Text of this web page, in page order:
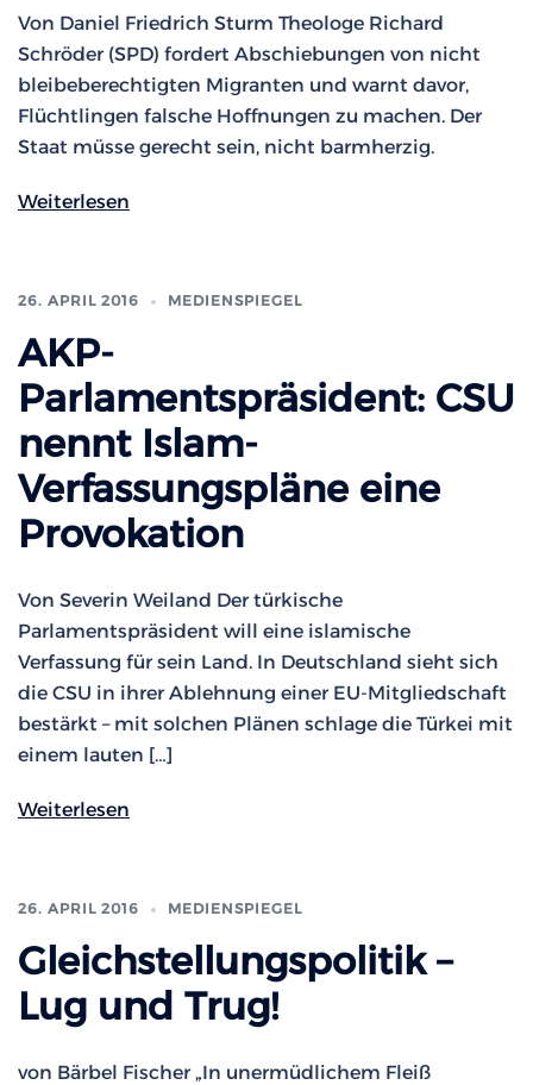
Von Daniel Friedrich Sturm Theologe Richard
Schröder (SPD) fordert Abschiebungen von nicht
bleibeberechtigten Migranten und warnt davor,
Flüchtlingen falsche Hoffnungen zu machen. Der
Staat müsse gerecht sein, nicht barmherzig.
Weiterlesen
26. APRIL 2016 MEDIENSPIEGEL
AKP-
Parlamentspräsident: CSU
nennt Islam-
Verfassungspläne eine
Provokation
Von Severin Weiland Der türkische
Parlamentspräsident will eine islamische
Verfassung für sein Land. In Deutschland sieht sich
die CSU in ihrer Ablehnung einer EU-Mitgliedschaft
bestärkt – mit solchen Plänen schlage die Türkei mit
einem lauten […]
Weiterlesen
26. APRIL 2016 MEDIENSPIEGEL
Gleichstellungspolitik –
Lug und Trug!
von Bärbel Fischer „In unermüdlichem Fleiß